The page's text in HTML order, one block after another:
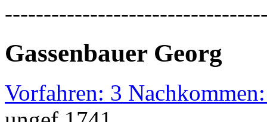
Gassenbauer Georg
Vorfahren: 3